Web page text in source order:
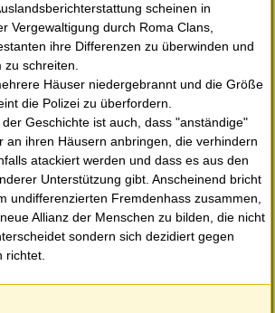
scheinen in
Vergewaltigung durch Roma Clans,
ihre Differenzen zu überwinden und
zu schreiten.
Häuser niedergebrannt und die Größe
die Polizei zu überfordern.
Geschichte ist auch, dass "anständige"
an ihren Häusern anbringen, die verhindern
atackiert werden und dass es aus den
Unterstützung gibt. Anscheinend bricht
undifferenzierten Fremdenhass zusammen,
Allianz der Menschen zu bilden, die nicht
sondern sich dezidiert gegen
richtet.